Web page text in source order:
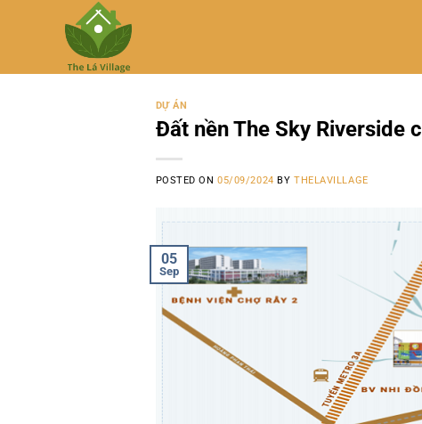
DỰ ÁN
Đất nền The Sky
POSTED ON05/09/2024 BY THELAVILLAGE
05
Sep